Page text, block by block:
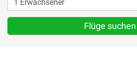
Flüge suchen